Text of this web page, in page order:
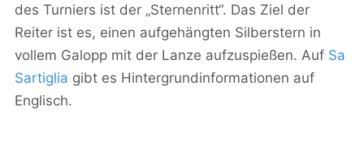
des Turniers ist der „Sternenritt“. Das Ziel der
Reiter ist es, einen aufgehängten Silberstern in
vollem Galopp mit der Lanze aufzuspießen. Auf Sa
Sartiglia gibt es Hintergrundinformationen auf
Englisch.